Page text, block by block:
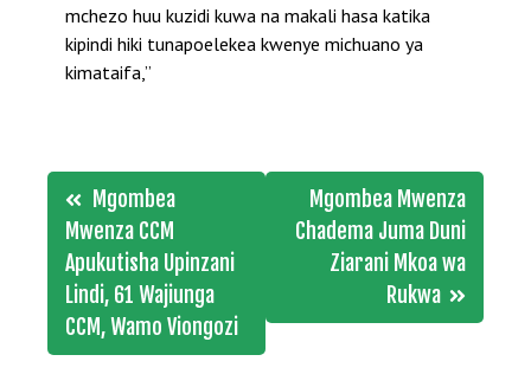
mchezo huu kuzidi kuwa na makali hasa katika
kipindi hiki tunapoelekea kwenye michuano ya
kimataifa,”
Post
navigation
Mgombea
Mwenza CCM
Apukutisha Upinzani
Lindi, 61 Wajiunga
CCM, Wamo Viongozi
Mgombea Mwenza
Chadema Juma Duni
Ziarani Mkoa wa
Rukwa